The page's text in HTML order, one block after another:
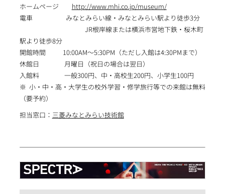
ホームページ http://www.mhi.co.jp/museum/
電車 みなとみらい線・みなとみらい駅より徒歩3分
JR根岸線または横浜市営地下鉄・桜木町
駅より徒歩8分
開館時間 10:00AM～5:30PM（ただし入館は4:30PMまで）
休館日 月曜日（祝日の場合は翌日）
入館料 一般300円、中・高校生200円、小学生100円
※ 小・中・高・大学生の校外学習・修学旅行等での来館は無料
（要予約）
担当窓口： 三菱みなとみらい技術館